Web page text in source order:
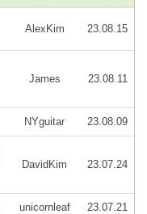
AlexKim 23.08.15
James 23.08.11
NYguitar 23.08.09
DavidKim 23.07.24
unicornleaf 23.07.21